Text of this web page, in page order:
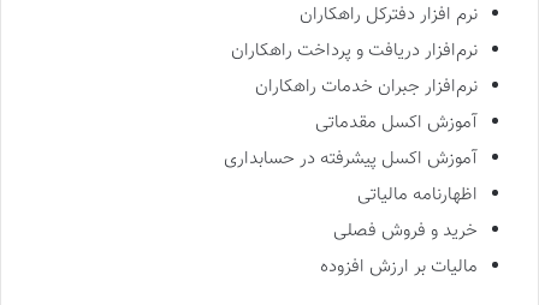
نرم‌ افزار دفترکل راهکاران
نر‌م‌افزار دریافت و پرداخت راهکاران
نرم‌افز‌ار جبران خدمات راهکاران
آموزش اکسل مقدماتی
آموزش اکسل پیشرفته در حسابداری
اظهارنامه مالیاتی
خرید و فروش فصلی
مالیات بر ارزش افزوده